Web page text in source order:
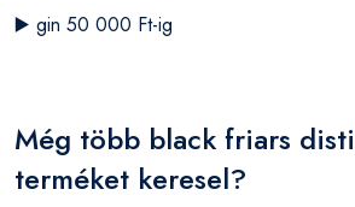
▶️ gin 50 000 Ft-ig
Még több black friars
terméket keresel?